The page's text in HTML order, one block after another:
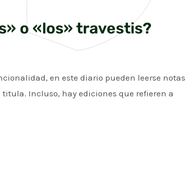
o «los» travestis?
en este diario pueden leerse notas
Incluso, hay ediciones que refieren a